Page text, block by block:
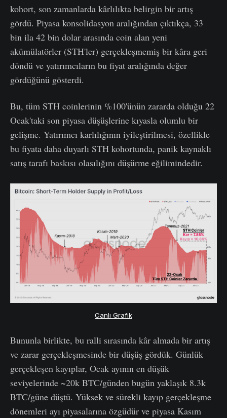
kohort, son zamanlarda kârlılıkta belirgin bir artış
gördü. Piyasa konsolidasyon aralığından çıktıkça, 33
bin ila 42 bin dolar arasında coin alan yeni
akümülatörler (STH'ler) gerçekleşmemiş bir kâra geri
döndü ve yatırımcıların bu fiyat aralığında değer
gördüğünü gösterdi.
Bu, tüm STH coinlerinin %100'ünün zararda olduğu 22
Ocak'taki son piyasa düşüşlerine kıyasla olumlu bir
gelişme. Yatırımcı karlılığının iyileştirilmesi, özellikle
bu fiyata daha duyarlı STH kohortunda, panik kaynaklı
satış tarafı baskısı olasılığını düşürme eğilimindedir.
Canlı Grafik
Bununla birlikte, bu ralli sırasında kâr almada bir artış
ve zarar gerçekleşmesinde bir düşüş gördük. Günlük
gerçekleşen kayıplar, Ocak ayının en düşük
seviyelerinde ~20k BTC/günden bugün yaklaşık 8.3k
BTC/güne düştü. Yüksek ve sürekli kayıp gerçekleşme
dönemleri ayı piyasalarına özgüdür ve piyasa Kasım